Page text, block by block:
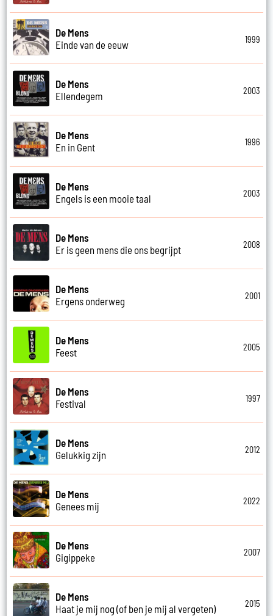
De Mens
Einde van de eeuw
1999
De Mens
Ellendegem
2003
De Mens
En in Gent
1996
De Mens
Engels is een mooie taal
2003
De Mens
Er is geen mens die ons begrijpt
2008
De Mens
Ergens onderweg
2001
De Mens
Feest
2005
De Mens
Festival
1997
De Mens
Gelukkig zijn
2012
De Mens
Genees mij
2022
De Mens
Gigippeke
2007
De Mens
Haat je mij nog (of ben je mij al vergeten)
2015